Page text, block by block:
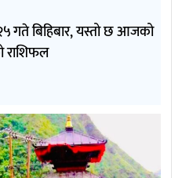
गते बिहिबार, यस्तो छ आजको
राशिफल